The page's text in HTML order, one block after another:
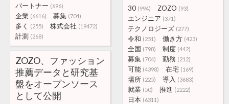
30 (994) ZOZO (93)
エンジニア (371)
テクノロジーズ (277)
令和 (251) 働き方 (423)
全国 (798) 制度 (442)
募集 (704) 勤務 (212)
可能 (4398) 在宅 (169)
場所 (225) 導入 (3683)
就業 (50) 推進 (2222)
日本 (6311)
パートナー (696)
企業 (6616) 募集 (704)
多く (255) 株式会社 (19472)
計測 (268)
ZOZO、ファッション
推薦データと研究基
盤をオープンソース
として公開